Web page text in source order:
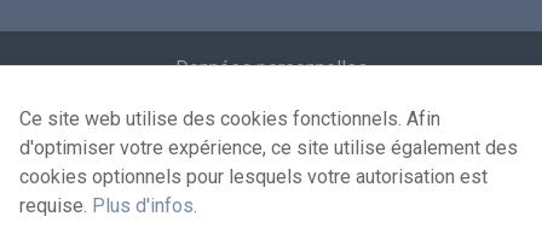
Données personnelles
Conditions de réutilisation
Contactez-nous
Ce site web utilise des cookies fonctionnels. Afin
d'optimiser votre expérience, ce site utilise également des
cookies optionnels pour lesquels votre autorisation est
requise. Plus d'infos.